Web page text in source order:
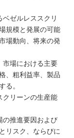
ゼルレススクリ
規模と発展の可能
場動向、将来の発
市場における主要
、粗利益率、製品
る。
クリーンの生産能
の推進要因および
リスク、ならびに